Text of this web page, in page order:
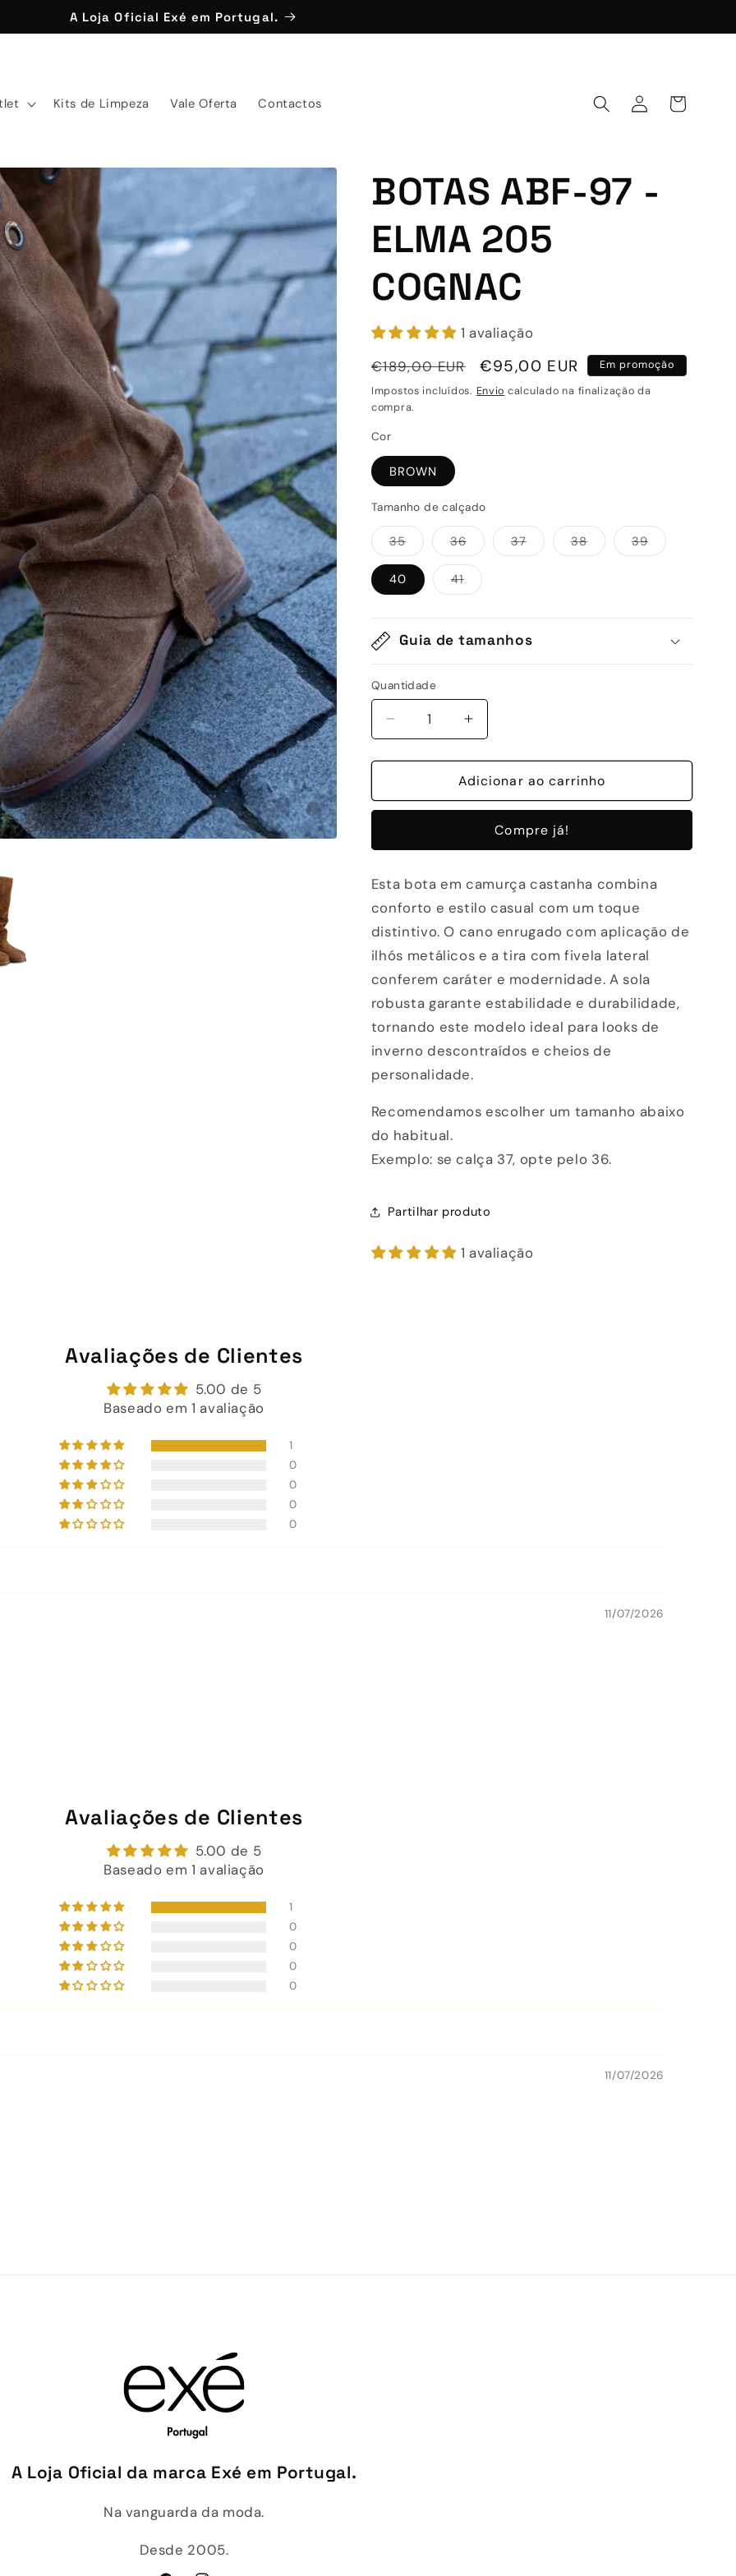
A Loja Oficial Exé em Portugal.
Kits de Limpeza Vale Oferta Contactos
Iniciar
sessão
Carrinho
BOTAS ABF-97 -
ELMA 205
COGNAC
1 avaliação
Preço
normal
€189,00 EUR
Preço
de
€95,00 EUR
Em promoção
Impostos incluídos. Envio calculado na finalização da
compra.
Cor
BROWN
Tamanho de calçado
35Variante
esgotada
ou
indisponível
36Variante
esgotada
ou
indisponível
37Variante
esgotada
38Variante
esgotada
39Variante
esgotada
40 41Variante
esgotada
Guia de tamanhos
Quantidade
Quantidade
Diminuir
a
quantidade
BOTAS
-
205
COGNAC
Aumentar
a
quantidade
de
BOTAS
-
205
COGNAC
Adicionar ao carrinho
Compre já!
Esta bota em camurça castanha combina
conforto e estilo casual com um toque
distintivo. O cano enrugado com aplicação de
ilhós metálicos e a tira com fivela lateral
conferem caráter e modernidade. A sola
robusta garante estabilidade e durabilidade,
tornando este modelo ideal para looks de
inverno descontraídos e cheios de
personalidade.
Recomendamos escolher um tamanho abaixo
do habitual.
Exemplo: se calça 37, opte pelo 36.
Partilhar produto
1 avaliação
Avaliações de Clientes
5.00 de 5
Baseado em 1 avaliação
1
0
0
0
0
11/07/2026
Avaliações de Clientes
5.00 de 5
Baseado em 1 avaliação
1
0
0
0
0
11/07/2026
A Loja Oficial da marca Exé em Portugal.
Na vanguarda da moda.
Desde 2005.